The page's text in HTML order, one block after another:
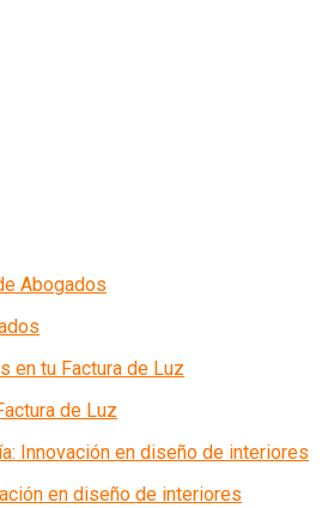
de Luz
en diseño de interiores